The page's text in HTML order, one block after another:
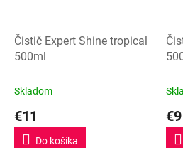
Čistič Expert Shine tropical
500ml
Skladom
€11
Do košíka
€9